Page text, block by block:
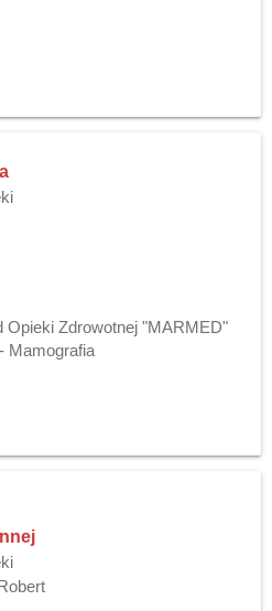
Opieki Zdrowotnej "MARMED"
Mamografia